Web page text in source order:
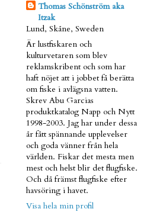
Thomas Schönström aka
Itzak
Lund, Skåne, Sweden
Är lustfiskaren och
kulturvetaren som blev
reklamskribent och som har
haft nöjet att i jobbet få berätta
om fiske i avlägsna vatten.
Skrev Abu Garcias
produktkatalog Napp och Nytt
1998-2003. Jag har under dessa
år fått spännande upplevelser
och goda vänner från hela
världen. Fiskar det mesta men
mest och helst blir det flugfiske.
Och då främst flugfiske efter
havsöring i havet.
Visa hela min profil